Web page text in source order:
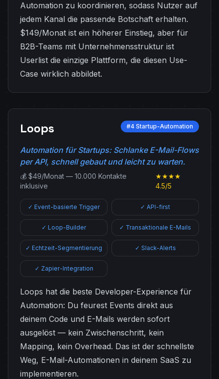
Automation zu koordinieren, sodass Nutzer auf
jedem Kanal die passende Botschaft erhalten.
$149/Monat ist ein höherer Einstieg, aber für
B2B-Teams mit Unternehmensstruktur ist
Userlist die einzige Plattform, die diesen Use-
Case wirklich abbildet.
Loops #4 Startup-Automation
Automation für Startups: Schlanke E-Mail-Flows
per API, schnell gebaut und leicht zu warten.
💰 $49/Monat — 10.000 Kontakte
inklusive
★★★★
4.5/5
✓ Event-basierte Trigger ✓ API-first
✓ Loop-Builder ✓ Transaktionale E-Mails
✓ Echtzeit-Segmentierung ✓ Slack-Alerts
✓ Zapier-Integration
Loops hat die beste Developer-Experience für
Automation: Du feurest Events direkt aus
deinem Code und E-Mails werden sofort
ausgelöst — kein Zwischenschritt, kein
Mapping, kein Overhead. Das ist der schnellste
Weg, E-Mail-Automationen in deinem SaaS zu
implementieren.